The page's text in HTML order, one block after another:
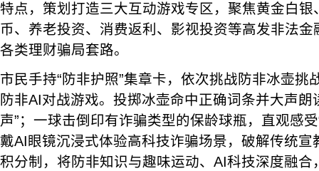
特点，策划打造三大互动游戏专区，聚焦黄金白银
币、养老投资、消费返利、影视投资等高发非法
各类理财骗局套路。
市民手持“防非护照”集章卡，依次挑战防非冰壶挑
防非AI对战游戏。投掷冰壶命中正确词条并大声朗
声”；一球击倒印有诈骗类型的保龄球瓶，直观感
戴AI眼镜沉浸式体验高科技诈骗场景，破解传统宣
积分制，将防非知识与趣味运动、AI科技深度融合